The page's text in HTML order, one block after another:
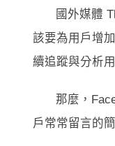
國外媒體
該要為用戶增
續追蹤與分析
那麼，
戶常常留言的